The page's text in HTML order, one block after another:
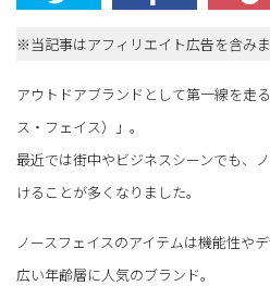
※当記事はアフィリエイト広告を含みま
アウトドアブランドとして第一線を走
ス・フェイス）」。
最近では街中やビジネスシーンでも、
けることが多くなりました。
ノースフェイスのアイテムは機能性や
広い年齢層に人気のブランド。